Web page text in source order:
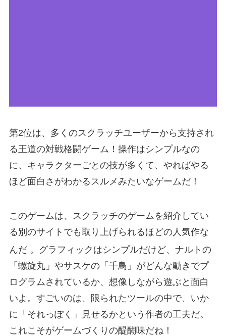
第2位は、多くのスクラッチユーザーから支持され
る王道の対戦格闘ゲーム！操作はシンプルなの
に、キャラクターごとの技が多くて、やればやる
ほど面白さがわかるスルメみたいなゲームだ！
このゲームは、スクラッチのゲームを紹介してい
る別のサイトでも取り上げられるほどの人気作な
んだ 。グラフィックはシンプルだけど、ナルトの
「螺旋丸」やサスケの「千鳥」がどんな動きでプ
ログラムされているか、想像しながら遊ぶと面白
いよ。すごいのは、限られたツールの中で、いか
に「それっぽく」見せるかという作者の工夫だ。
これこそがゲームづくりの醍醐味だね！